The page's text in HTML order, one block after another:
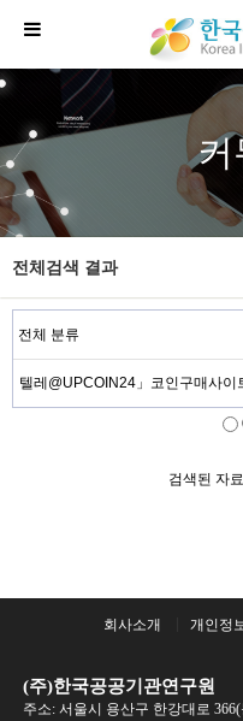
커
전체검색 결과
검색된 자
회사소개 개인정
(주)한국공공기관연구원
주소: 서울시 용산구 한강대로